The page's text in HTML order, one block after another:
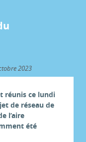
2023
réunis ce lundi
de réseau de
l’aire
été